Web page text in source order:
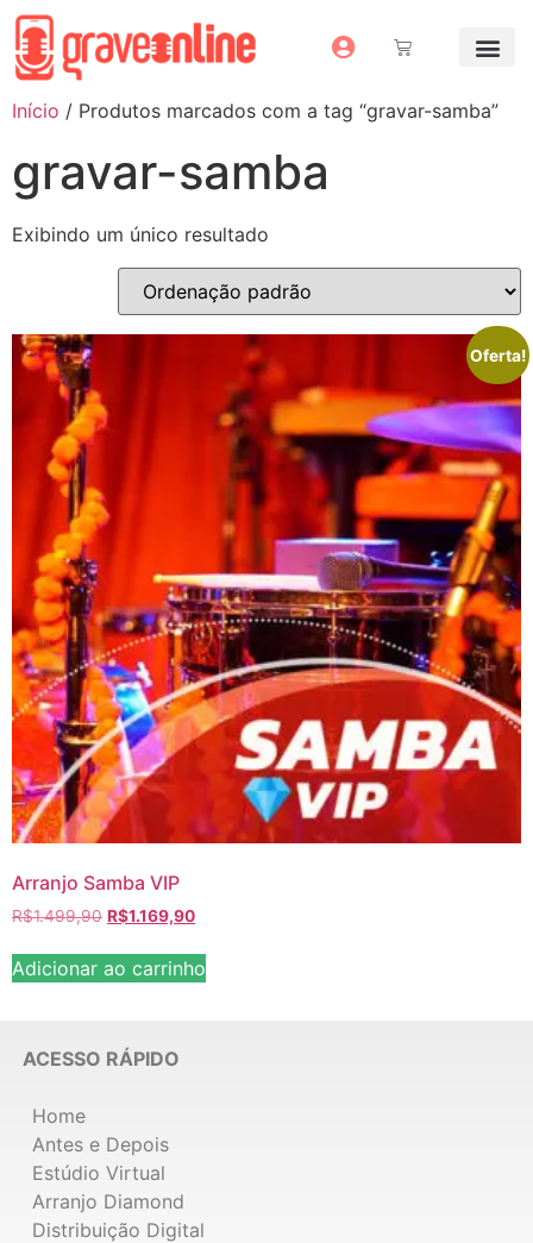
Início / Produtos marcados com a tag “gravar-samba”
gravar-samba
Exibindo um único resultado
Oferta!
Arranjo Samba VIP
R$1.499,90 R$1.169,90
Adicionar ao carrinho
ACESSO RÁPIDO
Home
Antes e Depois
Estúdio Virtual
Arranjo Diamond
Distribuição Digital